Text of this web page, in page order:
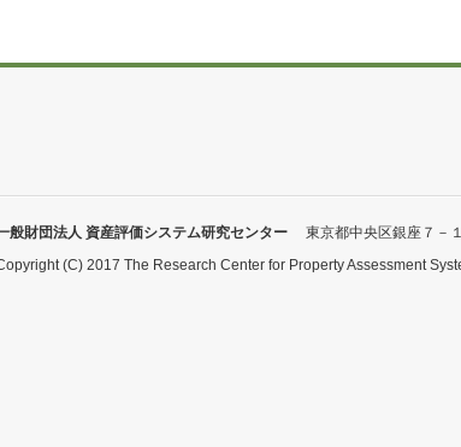
般財団法人 資産評価システム研究センター
東京都中央区銀座７－
(C) 2017 The Research Center for Property Assessment